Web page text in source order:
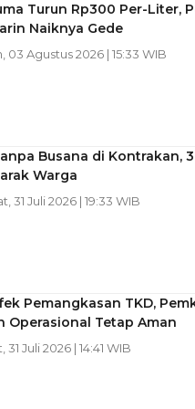
Turun Rp300 Per-Liter,
Naiknya Gede
03 Agustus 2026 | 15:33 WIB
Busana di Kontrakan,
Warga
31 Juli 2026 | 19:33 WIB
Pemangkasan TKD,
Operasional Tetap Aman
31 Juli 2026 | 14:41 WIB